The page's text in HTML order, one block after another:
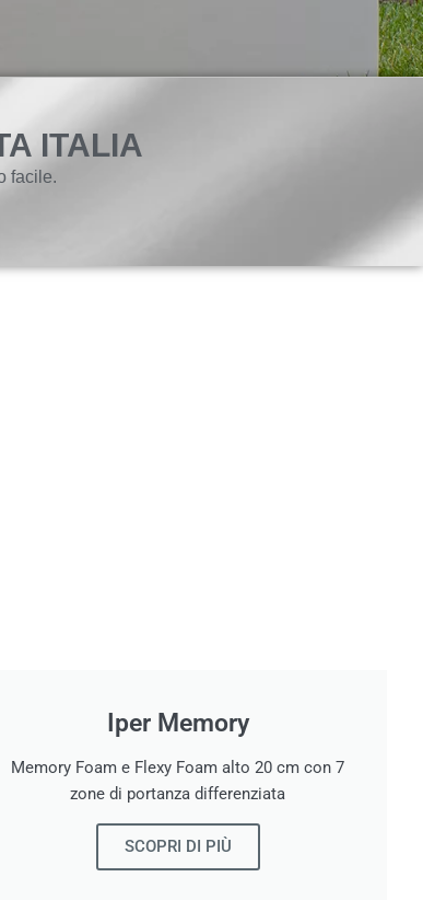
ITALIA
facile.
Iper Memory
Memory Foam e Flexy Foam alto 20 cm con 7
zone di portanza differenziata
SCOPRI DI PIÙ